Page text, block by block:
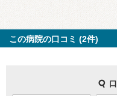
この病院の口コミ (2件)